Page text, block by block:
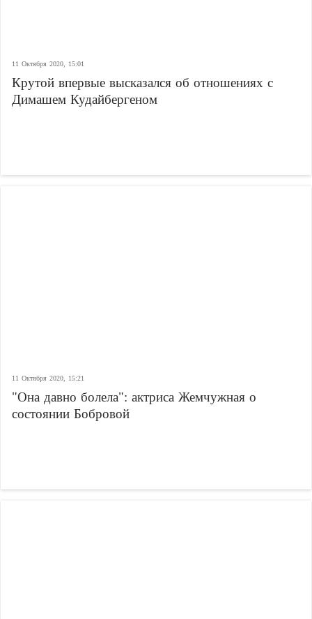
11 Октября 2020, 15:01
Крутой впервые высказался об отношениях с
Димашем Кудайбергеном
11 Октября 2020, 15:21
"Она давно болела": актриса Жемчужная о
состоянии Бобровой